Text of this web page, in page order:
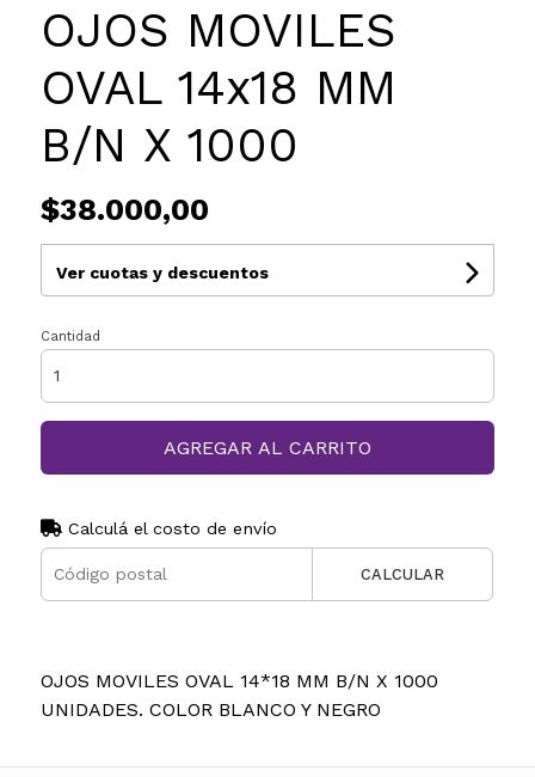
OJOS MOVILES
OVAL 14x18 MM
B/N X 1000
$38.000,00
Ver cuotas y descuentos
Cantidad
AGREGAR AL CARRITO
Calculá el costo de envío
CALCULAR
OJOS MOVILES OVAL 14*18 MM B/N X 1000
UNIDADES. COLOR BLANCO Y NEGRO